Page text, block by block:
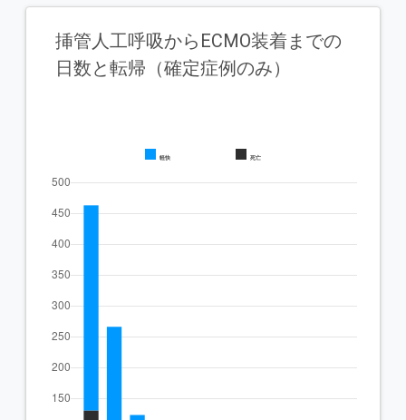
挿管人工呼吸からECMO装着までの
日数と転帰（確定症例のみ）
軽快 死亡